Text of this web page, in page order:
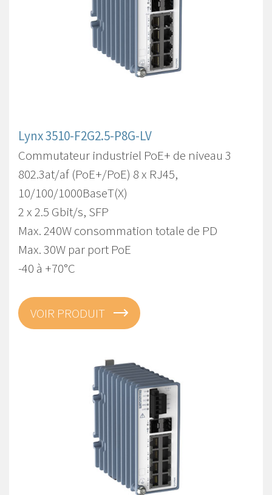
Lynx 3510-F2G2.5-P8G-LV
Commutateur industriel PoE+ de niveau 3
802.3at/af (PoE+/PoE) 8 x RJ45,
10/100/1000BaseT(X)
2 x 2.5 Gbit/s, SFP
Max. 240W consommation totale de PD
Max. 30W par port PoE
-40 à +70°C
VOIR PRODUIT